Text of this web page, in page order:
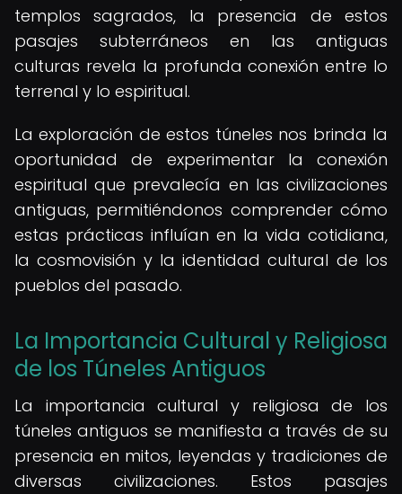
templos sagrados, la presencia de estos
pasajes subterráneos en las antiguas
culturas revela la profunda conexión entre lo
terrenal y lo espiritual.
La exploración de estos túneles nos brinda la
oportunidad de experimentar la conexión
espiritual que prevalecía en las civilizaciones
antiguas, permitiéndonos comprender cómo
estas prácticas influían en la vida cotidiana,
la cosmovisión y la identidad cultural de los
pueblos del pasado.
La Importancia Cultural y Religiosa
de los Túneles Antiguos
La importancia cultural y religiosa de los
túneles antiguos se manifiesta a través de su
presencia en mitos, leyendas y tradiciones de
diversas civilizaciones. Estos pasajes